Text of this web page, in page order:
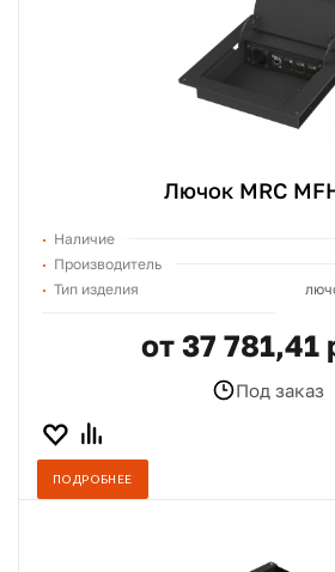
Лючок MRC
Наличие
Производитель
Тип изделия
от 37 781,41
Под заказ
ПОДРОБНЕЕ